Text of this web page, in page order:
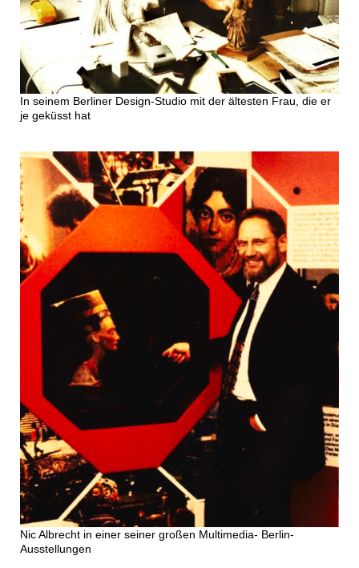
In seinem Berliner Design-Studio mit der ältesten Frau, die er
je geküsst hat
Nic Albrecht in einer seiner großen Multimedia- Berlin-
Ausstellungen